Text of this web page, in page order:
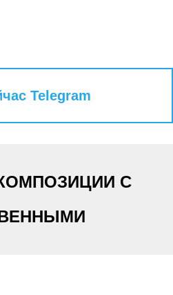
Telegram
С